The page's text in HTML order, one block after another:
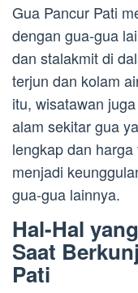
Gua Pancur Pati
dengan gua-gua
dan stalakmit di
terjun dan kolam
itu, wisatawan
alam sekitar gua
lengkap dan
menjadi
gua-gua lainnya.
Hal-Hal
Saat
Pati